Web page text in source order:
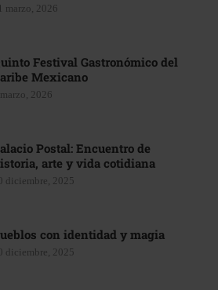
marzo, 2026
Festival Gastronómico del
Mexicano
2026
Postal: Encuentro de
arte y vida cotidiana
diciembre, 2025
con identidad y magia
diciembre, 2025